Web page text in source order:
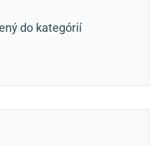
do kategórií